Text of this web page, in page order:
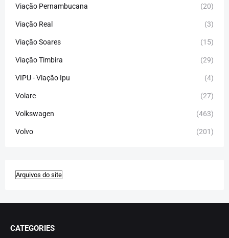
Viação Pernambucana (20)
Viação Real (3)
Viação Soares (15)
Viação Timbira (29)
VIPU - Viação Ipu (4)
Volare (27)
Volkswagen (463)
Volvo (201)
CATEGORIES